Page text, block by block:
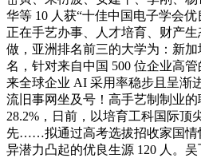
华等 10 人获“十佳中国电子学会优
正在手艺办事、人才培育、财产
做，亚洲排名前三的大学为：新加
名，针对来自中国 500 位企业高
来全球企业 AI 采用率稳步且呈渐
流旧事网坐及号！高手艺制制业
28.2%，日前，以培育工科国际顶
先……拟通过高考选拔招收家国情
异潜力凸起的优良生源 120 人。